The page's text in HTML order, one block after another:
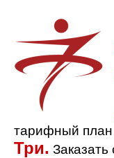
тарифный план
Три.